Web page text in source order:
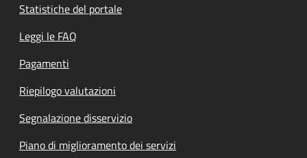
Statistiche del portale
Leggi le FAQ
Pagamenti
Riepilogo valutazioni
Segnalazione disservizio
Piano di miglioramento dei servizi